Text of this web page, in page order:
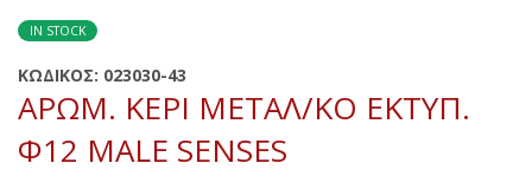
IN STOCK
ΚΩΔΙΚΟΣ: 023030-43
ΑΡΩΜ. ΚΕΡΙ ΜΕΤΑΛ/ΚΟ ΕΚΤΥΠ.
Φ12 MALE SENSES